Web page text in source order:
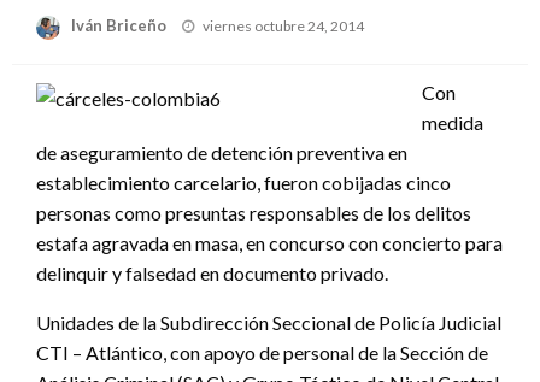
Iván Briceño
Publicado
viernes octubre 24, 2014
Con
medida
de aseguramiento de detención preventiva en
establecimiento carcelario, fueron cobijadas cinco
personas como presuntas responsables de los delitos
estafa agravada en masa, en concurso con concierto para
delinquir y falsedad en documento privado.
Unidades de la Subdirección Seccional de Policía Judicial
CTI – Atlántico, con apoyo de personal de la Sección de